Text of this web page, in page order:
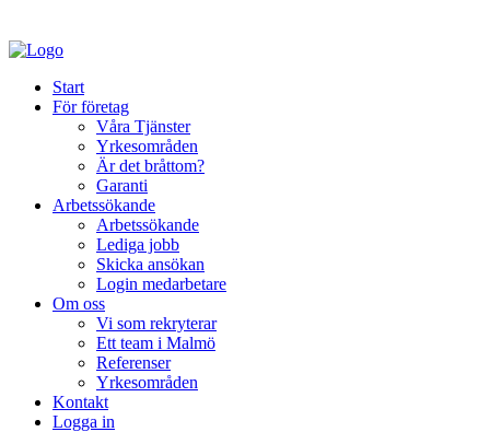
Start
För företag
Våra Tjänster
Yrkesområden
Är det bråttom?
Garanti
Arbetssökande
Arbetssökande
Lediga jobb
Skicka ansökan
Login medarbetare
Om oss
Vi som rekryterar
Ett team i Malmö
Referenser
Yrkesområden
Kontakt
Logga in